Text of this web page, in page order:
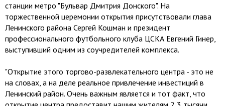
станции метро "Бульвар Дмитрия Донского". На
торжественной церемонии открытия присутствовали глава
Ленинского района Сергей Кошман и президент
профессионального футбольного клуба ЦСКА Евгений Гинер,
выступивший одним из соучредителей комплекса.
"Открытие этого торгово-развлекательного центра - это не
на словах, а на деле реальное привлечение инвестиций в
Ленинский район. Очень важным является и тот факт, что